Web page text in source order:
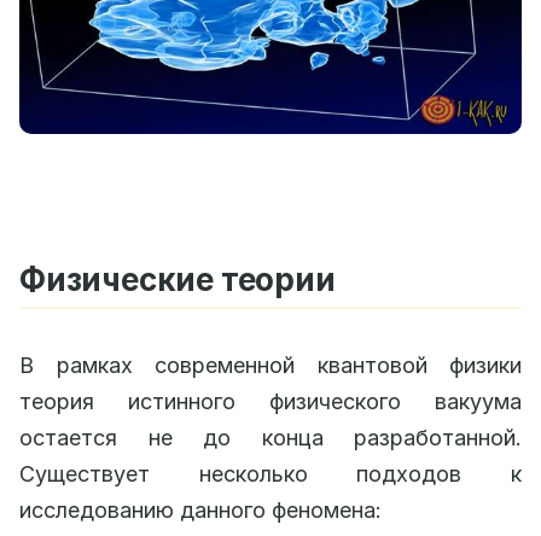
Физические теории
В рамках современной квантовой физики
теория истинного физического вакуума
остается не до конца разработанной.
Существует несколько подходов к
исследованию данного феномена: